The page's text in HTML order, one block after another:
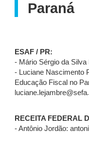
Paraná
ESAF / PR:
- Mário Sérgio da
- Luciane Nascimento
Educação Fiscal no
RECEITA FEDERAL
- Antônio Jordão: